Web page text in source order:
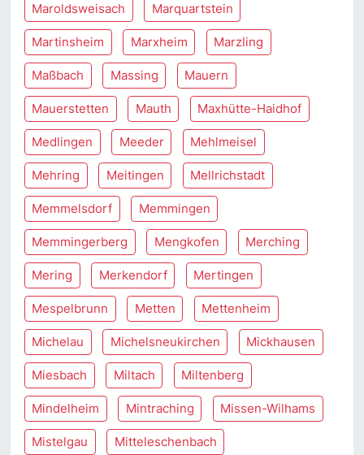
Maroldsweisach Marquartstein
Martinsheim Marxheim Marzling
Maßbach Massing Mauern
Mauerstetten Mauth Maxhütte-Haidhof
Medlingen Meeder Mehlmeisel
Mehring Meitingen Mellrichstadt
Memmelsdorf Memmingen
Memmingerberg Mengkofen Merching
Mering Merkendorf Mertingen
Mespelbrunn Metten Mettenheim
Michelau Michelsneukirchen Mickhausen
Miesbach Miltach Miltenberg
Mindelheim Mintraching Missen-Wilhams
Mistelgau Mitteleschenbach